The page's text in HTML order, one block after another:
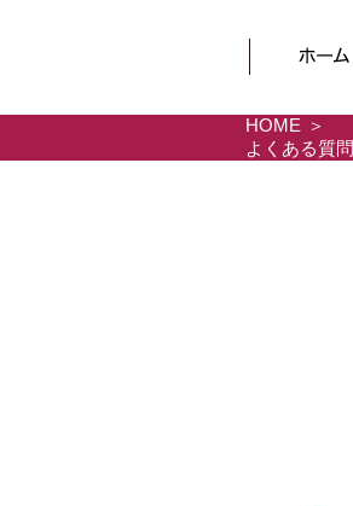
HOME
よくある質問